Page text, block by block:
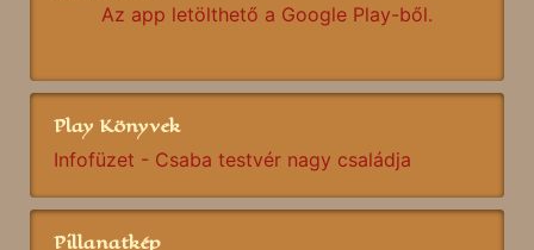
Az app letölthető a Google Play-ből.
Play Könyvek
Infofüzet - Csaba testvér nagy családja
Pillanatkép